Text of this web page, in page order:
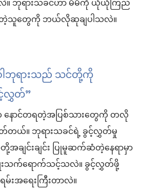
ဘုရားသခင်ဟာ မိမိကို ယုံယုံကြည်
သူတွေကို ဘယ်လိုဆုချပါသလဲ။
ါဘုရားသည် သင်တို့ကို
လွှတ်”
နောင်တရတဲ့အပြစ်သားတွေကို တလို
တယ်။ ဘုရားသခင်ရဲ့ ခွင့်လွှတ်မှု
အချင်းချင်း ပြုမူဆက်ဆံတဲ့နေရာမှာ
က်ရောက်သင့်သလဲ။ ခွင့်လွှတ်ဖို့
မ်းအရေးကြီးတာလဲ။